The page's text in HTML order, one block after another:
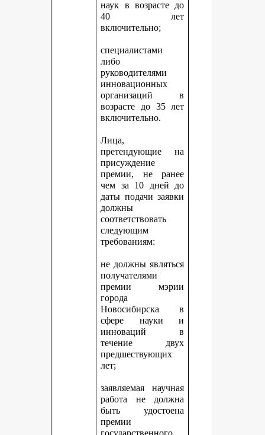
наук в возрасте до
40 лет
включительно;
специалистами
либо
руководителями
инновационных
организаций в
возрасте до 35 лет
включительно.
Лица,
претендующие на
присуждение
премии, не ранее
чем за 10 дней до
даты подачи заявки
должны
соответствовать
следующим
требованиям:
не должны являться
получателями
премии мэрии
города
Новосибирска в
сфере науки и
инноваций в
течение двух
предшествующих
лет;
заявляемая научная
работа не должна
быть удостоена
премии
государственного